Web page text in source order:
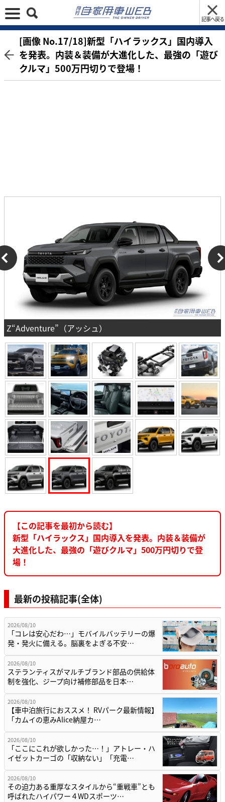
記事へ戻る
[画像 No.17/18]新型「ハイラックス」国内導入
を発表。内装＆装備が大進化した、最強の「遊び
クルマ」500万円切りで登場！
Z“Adventure”（アッシュ）
【この記事を最初から読む】
新型「ハイラックス」国内導入を発表。内装＆装備が
大進化した、最強の「遊びクルマ」500万円切りで登
場！
最新の投稿記事(全体)
2026/08/10
「コレは安心だわ…」モバイルバッテリーの爆
発・発火に備える。脳裏をよぎる不安…
2026/08/10
ステランティスがマルチブランド部品の供給体
制を強化、ジープ向け補修部品を日本…
2026/08/10
【車中泊旅行におススメ！ RVパーク最新情報】
「カムイの恵みAlice納屋カ…
2026/08/10
「ここにこれが欲しかった…！」アトレー・ハ
イゼットカーゴの「収納ない」「充電…
2026/08/10
その迫力ある重厚なスタイルから“重戦車”とも
呼ばれたハイパワー４WDスポーツ…